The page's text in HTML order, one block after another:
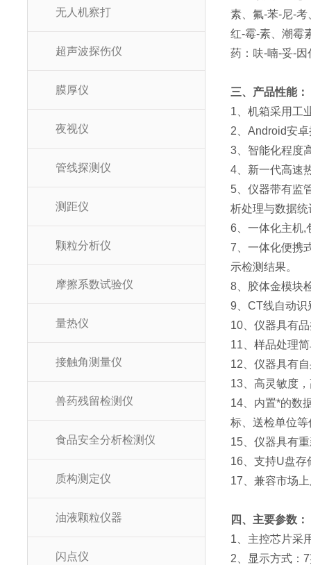
无人机察打
超声波探伤仪
膜厚仪
夜视仪
管线探测仪
测距仪
颗粒分析仪
摩擦系数试验仪
量热仪
接触角测量仪
兽药残留检测仪
食品安全分析检测仪
质构测定仪
油液颗粒仪器
闪点仪
素、氟-苯-尼-
红-霉-素、潮霉
药：呋-喃-妥-
三、产品性能：
1、机箱采用工
2、Android安
3、智能化程度
4、新一代高速
5、仪器带有监
析处理与数据
6、一体化主机,
7、一体化便携
示检测结果。
8、胶体金模块
9、CT线自动
10、仪器具有
11、样品处理
12、仪器具有
13、高灵敏度
14、内置*的数
标、送检单位
15、仪器具有
16、支持U盘存
17、兼容市场
四、主要参数：
1、主控芯片采
2、显示方式：